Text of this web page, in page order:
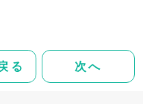
る 次へ